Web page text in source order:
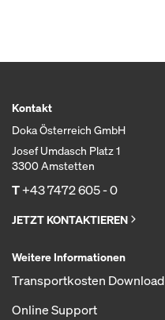
Kontakt
Doka Österreich GmbH
Josef Umdasch Platz 1
3300 Amstetten
T+43 7472 605 - 0
JETZT KONTAKTIEREN
Weitere Informationen
Transportkosten Download
Online Support